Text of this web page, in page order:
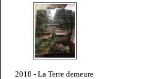
2018 - La Terre demeure